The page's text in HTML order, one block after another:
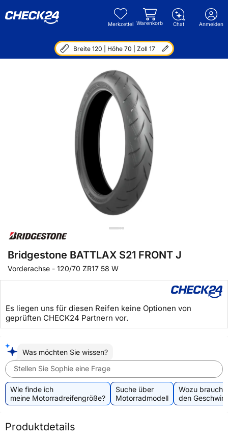
Merkzettel Warenkorb Chat Anmelden
Breite 120 | Höhe 70 | Zoll 17
Bridgestone BATTLAX S21 FRONT J
Vorderachse - 120/70 ZR17 58 W
Es liegen uns für diesen Reifen keine Optionen von
geprüften CHECK24 Partnern vor.
Was möchten Sie wissen?
Stellen Sie Sophie eine Frage
Wie finde ich
meine Motorradreifengröße?
Suche über
Motorradmodell
Wozu
den
Produktdetails